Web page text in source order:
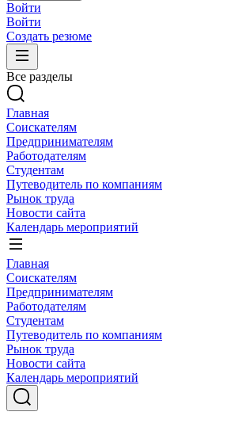
Войти
Войти
Создать резюме
Все разделы
Главная
Соискателям
Предпринимателям
Работодателям
Студентам
Путеводитель по компаниям
Рынок труда
Новости сайта
Календарь мероприятий
Главная
Соискателям
Предпринимателям
Работодателям
Студентам
Путеводитель по компаниям
Рынок труда
Новости сайта
Календарь мероприятий